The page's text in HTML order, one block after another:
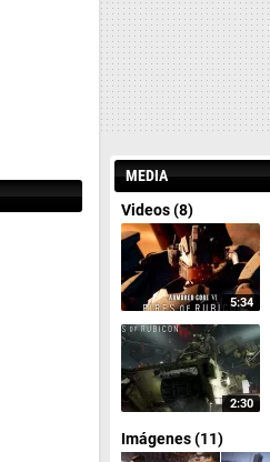
MEDIA
Videos (8)
5:34
2:30
Imágenes (11)